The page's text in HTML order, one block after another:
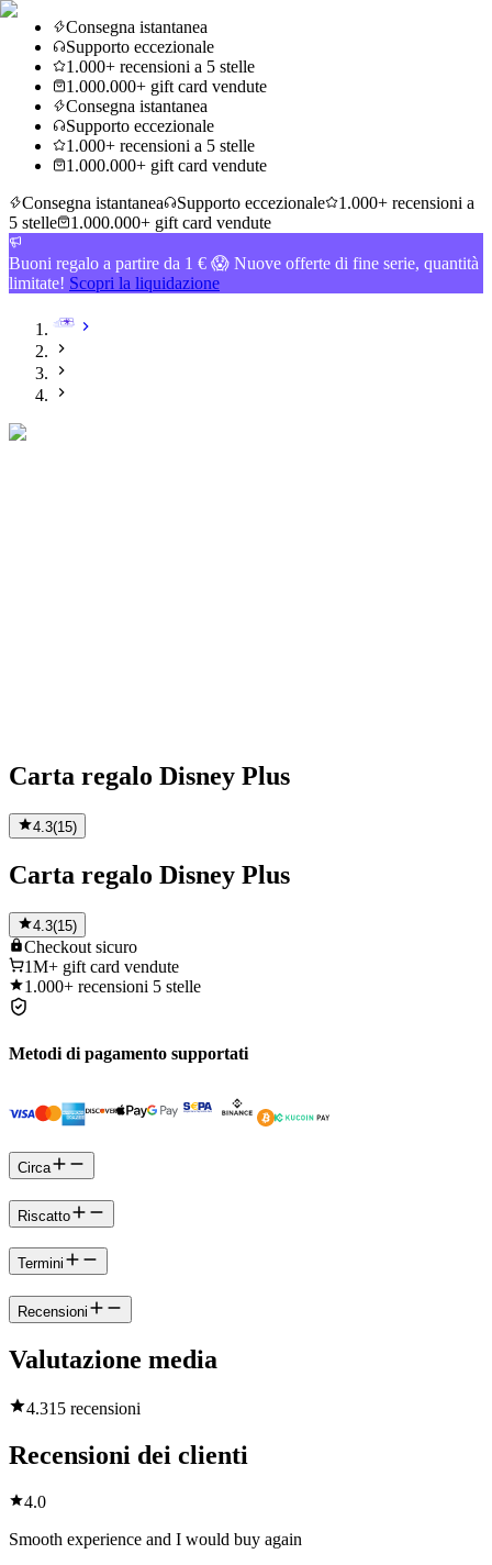
Consegna istantanea
Supporto eccezionale
1.000+ recensioni a 5 stelle
1.000.000+ gift card vendute
Consegna istantanea
Supporto eccezionale
1.000+ recensioni a 5 stelle
1.000.000+ gift card vendute
Consegna istantanea
Supporto eccezionale
1.000+ recensioni a
5 stelle
1.000.000+ gift card vendute
Buoni regalo a partire da 1 € 😱 Nuove offerte di fine serie, quantità
limitate! Scopri la liquidazione
Carta regalo Disney Plus
4.3(15)
Carta regalo Disney Plus
4.3(15)
Checkout sicuro
1M+ gift card vendute
1.000+ recensioni 5 stelle
Metodi di pagamento supportati
Circa
Riscatto
Termini
Recensioni
Valutazione media
4.315 recensioni
Recensioni dei clienti
4.0
Smooth experience and I would buy again